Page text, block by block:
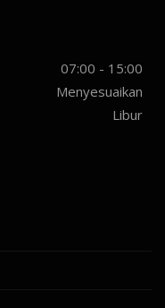
07:00 - 15:00
Menyesuaikan
Libur